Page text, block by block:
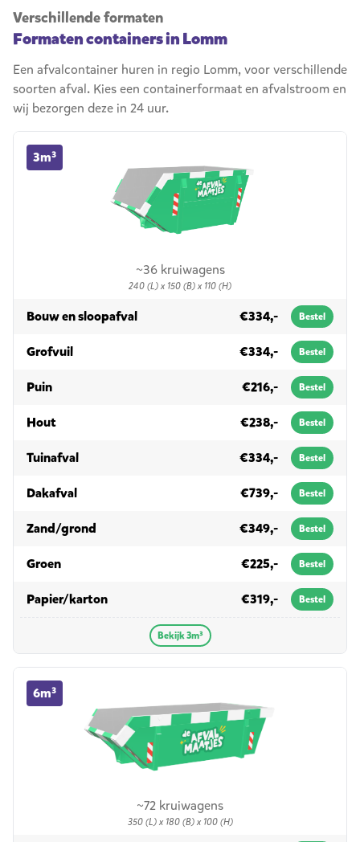
Verschillende formaten
Formaten containers in Lomm
Een afvalcontainer huren in regio Lomm, voor verschillende
soorten afval. Kies een containerformaat en afvalstroom en
wij bezorgen deze in 24 uur.
~36 kruiwagens
240 (L) x 150 (B) x 110 (H)
3m³
3m³ container huren
Bouw en sloopafvalin 3m³ €334,- Bestel
Grofvuilin 3m³ €334,- Bestel
Puinin 3m³ €216,- Bestel
Houtin 3m³ €238,- Bestel
Tuinafvalin 3m³ €334,- Bestel
Dakafvalin 3m³ €739,- Bestel
Zand/grond €349,- Bestel
Groenin 3m³ €225,- Bestel
Papier/kartonin 3m³ €319,- Bestel
Bekijk 3m³
~72 kruiwagens
350 (L) x 180 (B) x 100 (H)
6m³
6m³ container huren